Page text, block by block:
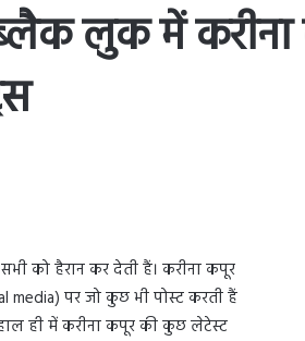
लुक में करीना
को हैरान कर देती हैं। करीना कपूर
media) पर जो कुछ भी पोस्ट करती हैं
ही में करीना कपूर की कुछ लेटेस्ट